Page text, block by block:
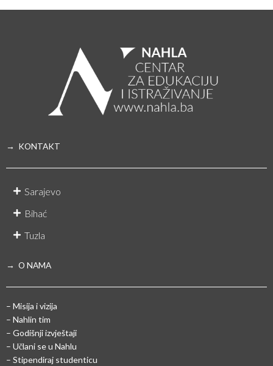
→ KONTAKT
Sarajevo
Bihać
Tuzla
→ O NAMA
– Misija i vizija
– Nahlin tim
– Godišnji izvještaji
– Učlani se u Nahlu
– Stipendiraj studenticu